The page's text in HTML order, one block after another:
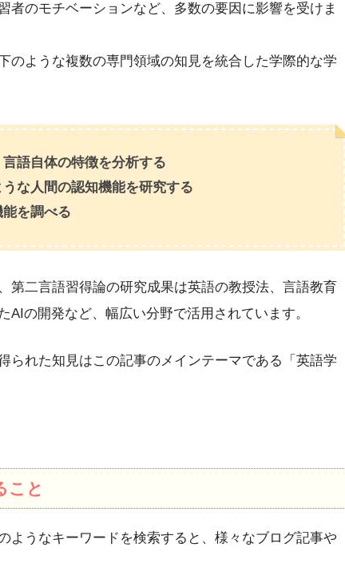
者のモチベーションなど、多数の要因に影響を受けま
のような複数の専門領域の知見を統合した学際的な学
語自体の特徴を分析する
な人間の認知機能を研究する
能を調べる
第二言語習得論の研究成果は英語の教授法、言語教育
の開発など、幅広い分野で活用されています。
られた知見はこの記事のメインテーマである「英語学
こと
うなキーワードを検索すると、様々なブログ記事や